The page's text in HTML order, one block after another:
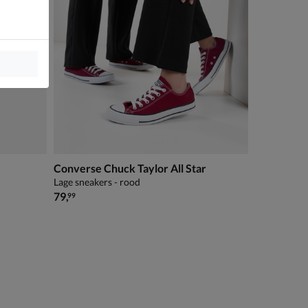
Converse Chuck Taylor All Star
Lage sneakers - rood
€ 79,99
79,99